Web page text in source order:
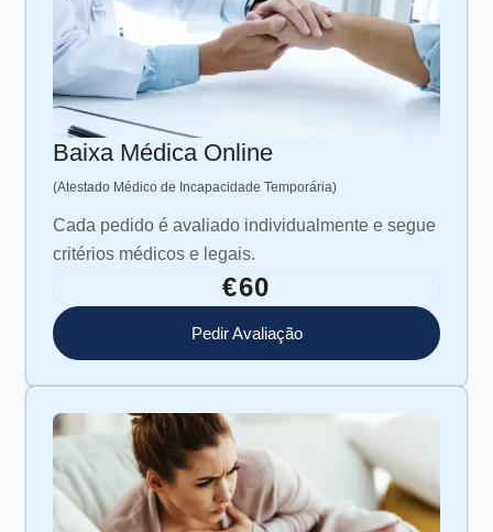
Baixa Médica Online
(Atestado Médico de Incapacidade Temporária)
Cada pedido é avaliado individualmente e segue
critérios médicos e legais.
€60
Pedir Avaliação